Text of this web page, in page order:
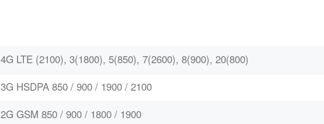
4G LTE (2100), 3(1800), 5(850), 7(2600), 8(900), 20(800)
3G HSDPA 850 / 900 / 1900 / 2100
2G GSM 850 / 900 / 1800 / 1900